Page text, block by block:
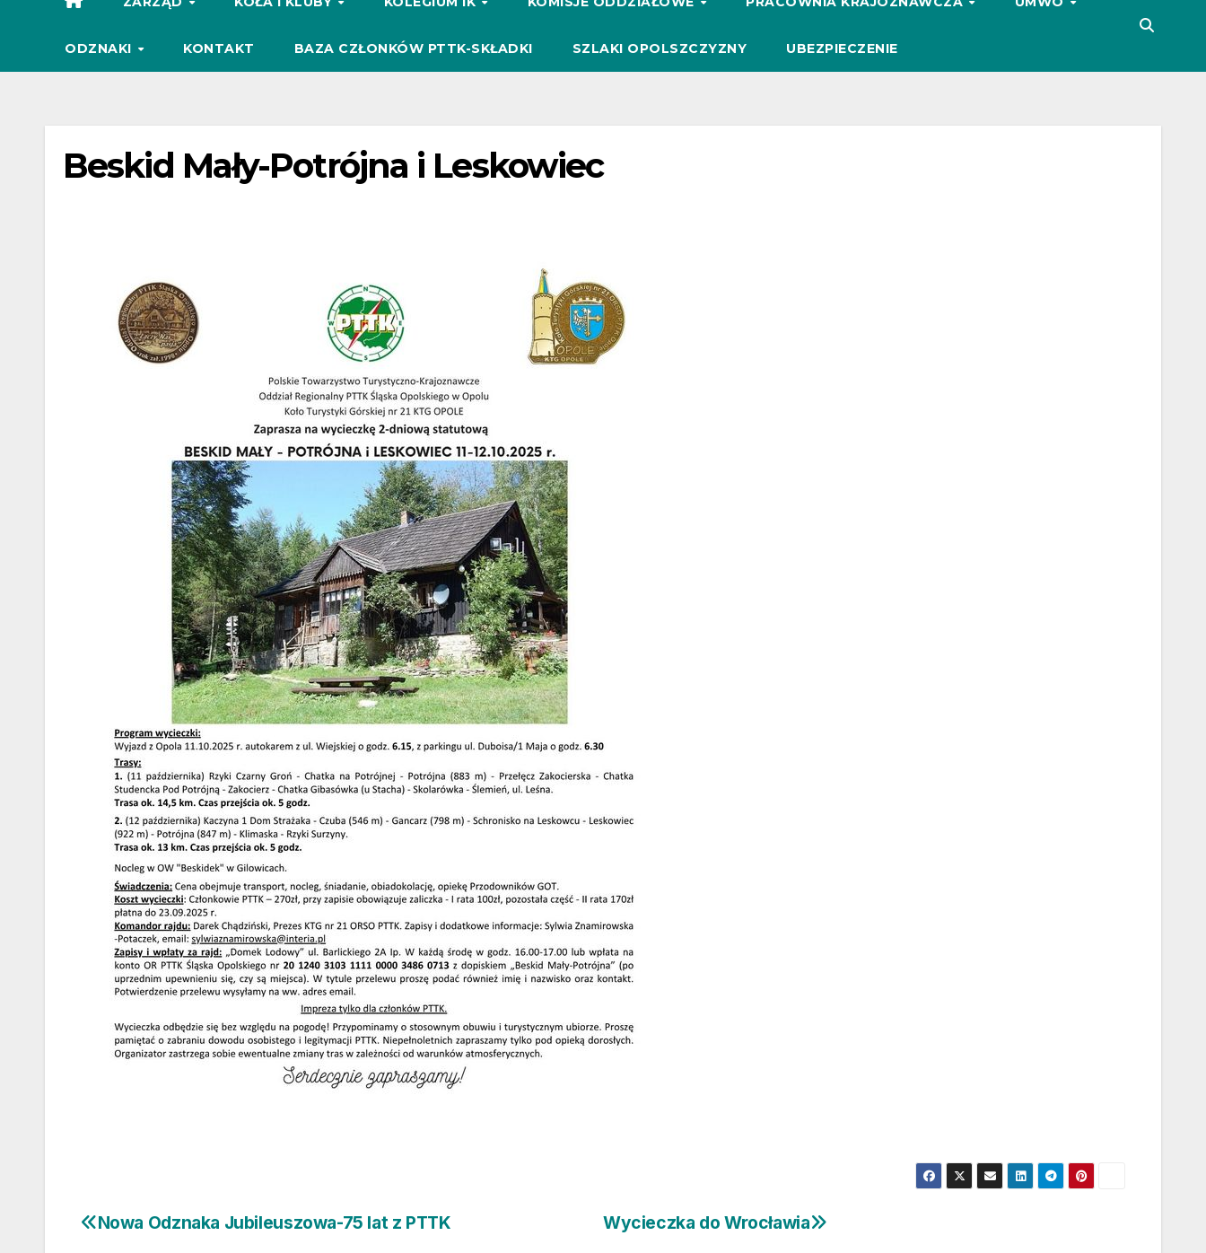
ODZNAKI KONTAKT BAZA CZŁONKÓW PTTK-SKŁADKI SZLAKI OPOLSZCZYZNY UBEZPIECZENIE
Beskid Mały-Potrójna i Leskowiec
Nawigacja
Wycieczka do Wrocławia
Nowa Odznaka Jubileuszowa-75 lat z PTTK